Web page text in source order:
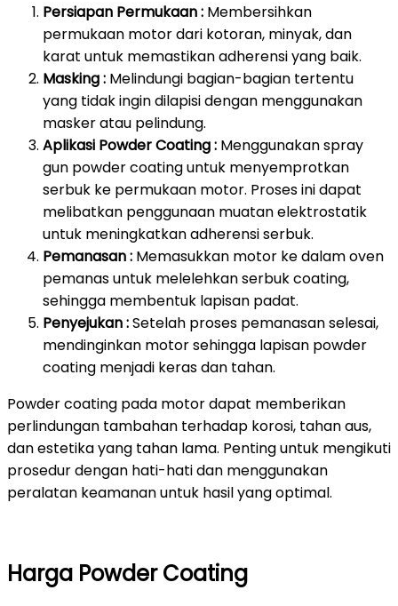
Persiapan Permukaan : Membersihkan
permukaan motor dari kotoran, minyak, dan
karat untuk memastikan adherensi yang baik.
Masking : Melindungi bagian-bagian tertentu
yang tidak ingin dilapisi dengan menggunakan
masker atau pelindung.
Aplikasi Powder Coating : Menggunakan spray
gun powder coating untuk menyemprotkan
serbuk ke permukaan motor. Proses ini dapat
melibatkan penggunaan muatan elektrostatik
untuk meningkatkan adherensi serbuk.
Pemanasan : Memasukkan motor ke dalam oven
pemanas untuk melelehkan serbuk coating,
sehingga membentuk lapisan padat.
Penyejukan :Setelah proses pemanasan selesai,
mendinginkan motor sehingga lapisan powder
coating menjadi keras dan tahan.
Powder coating pada motor dapat memberikan
perlindungan tambahan terhadap korosi, tahan aus,
dan estetika yang tahan lama. Penting untuk mengikuti
prosedur dengan hati-hati dan menggunakan
peralatan keamanan untuk hasil yang optimal.
Harga Powder Coating